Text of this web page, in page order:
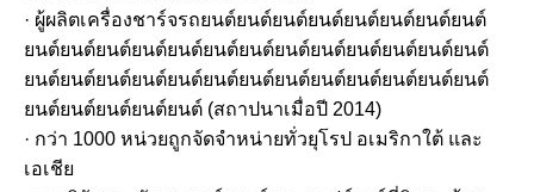
· ผู้ผลิตเครื่องชาร์จรถยนต์ยนต์ยนต์ยนต์ยนต์ยนต์ยนต์ยนต์
ยนต์ยนต์ยนต์ยนต์ยนต์ยนต์ยนต์ยนต์ยนต์ยนต์ยนต์ยนต์ยนต์
ยนต์ยนต์ยนต์ยนต์ยนต์ยนต์ยนต์ยนต์ยนต์ยนต์ยนต์ยนต์ยนต์
ยนต์ยนต์ยนต์ยนต์ยนต์ (สถาปนาเมื่อปี 2014)
· กว่า 1000 หน่วยถูกจัดจําหน่ายทั่วยุโรป อเมริกาใต้ และ
เอเชีย